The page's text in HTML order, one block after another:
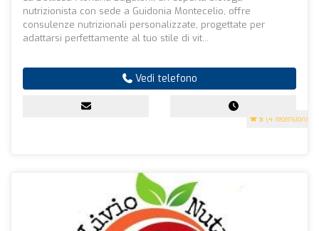
5 (4 recensioni)
nutrizionista con sede a Guidonia Montecelio, offre
consulenze nutrizionali personalizzate, progettate per
adattarsi perfettamente al tuo stile di vit...
Vedi telefono